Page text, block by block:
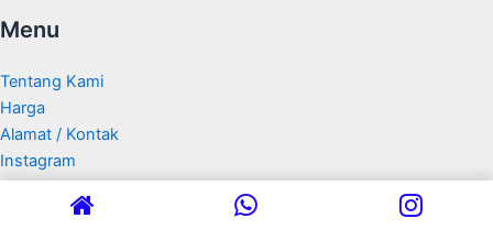
Menu
Tentang Kami
Harga
Alamat / Kontak
Instagram
Qris / eWallet